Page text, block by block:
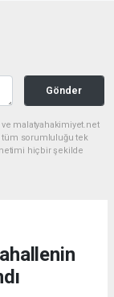
Gönder
malatyahakimiyet.net
tüm sorumluluğu tek
hiçbir şekilde